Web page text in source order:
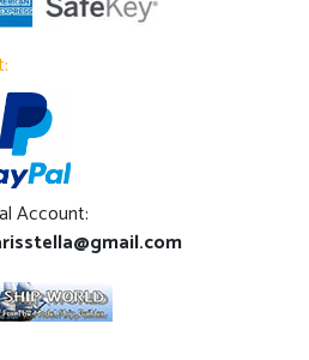
Account: